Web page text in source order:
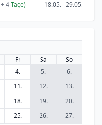
+ 4Tage) 18.05. - 29.05.
Fr Sa
So
4. 5.
6.
11. 12.
13.
18. 19.
20.
25. 26.
27.